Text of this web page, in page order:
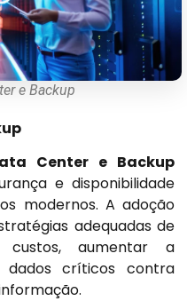
e Backup
Center e Backup
e disponibilidade
modernos. A adoção
adequadas de
custos, aumentar a
dados críticos contra